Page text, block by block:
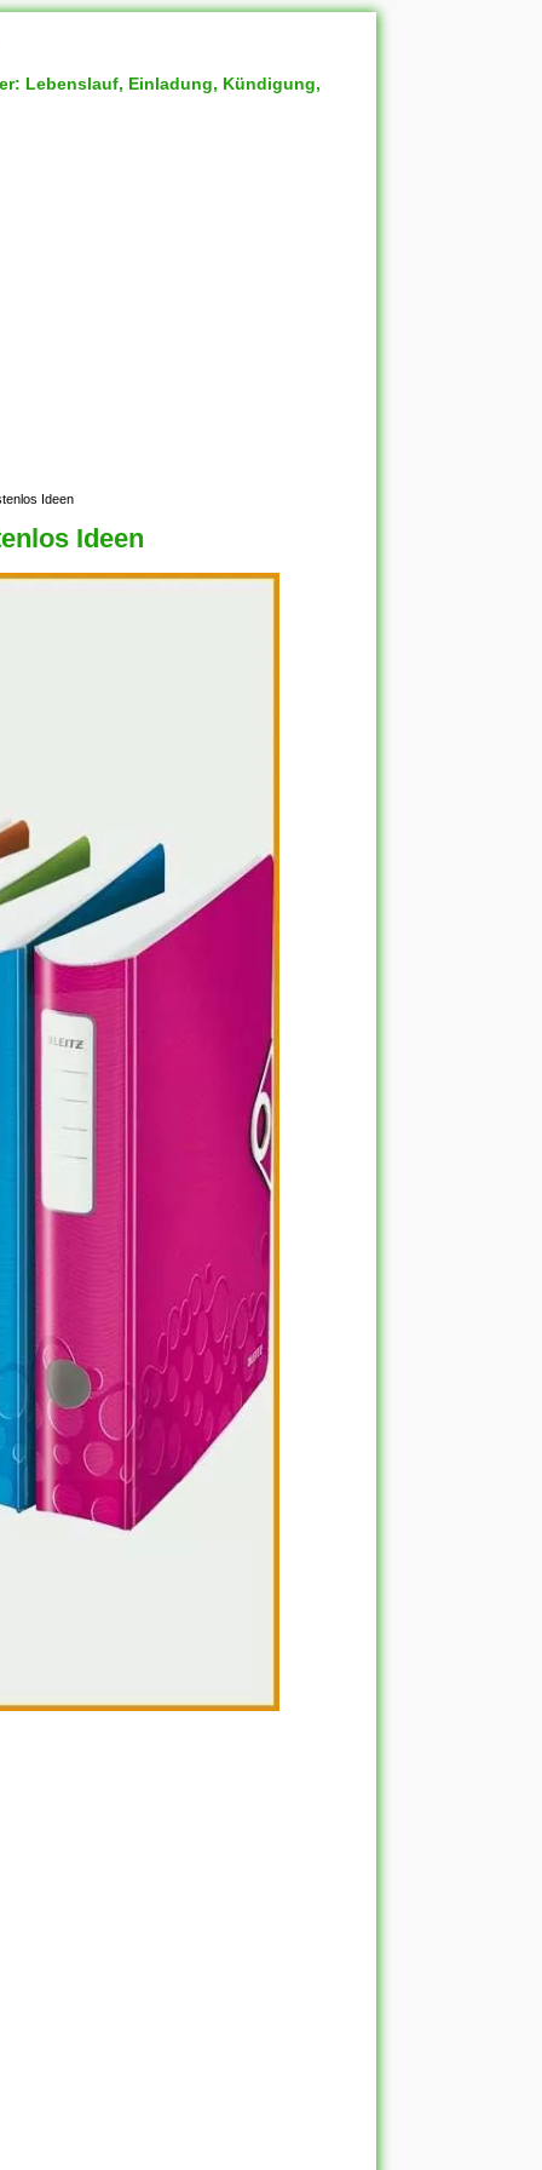
Lebenslauf, Einladung, Kündigung,
Ideen
Ideen